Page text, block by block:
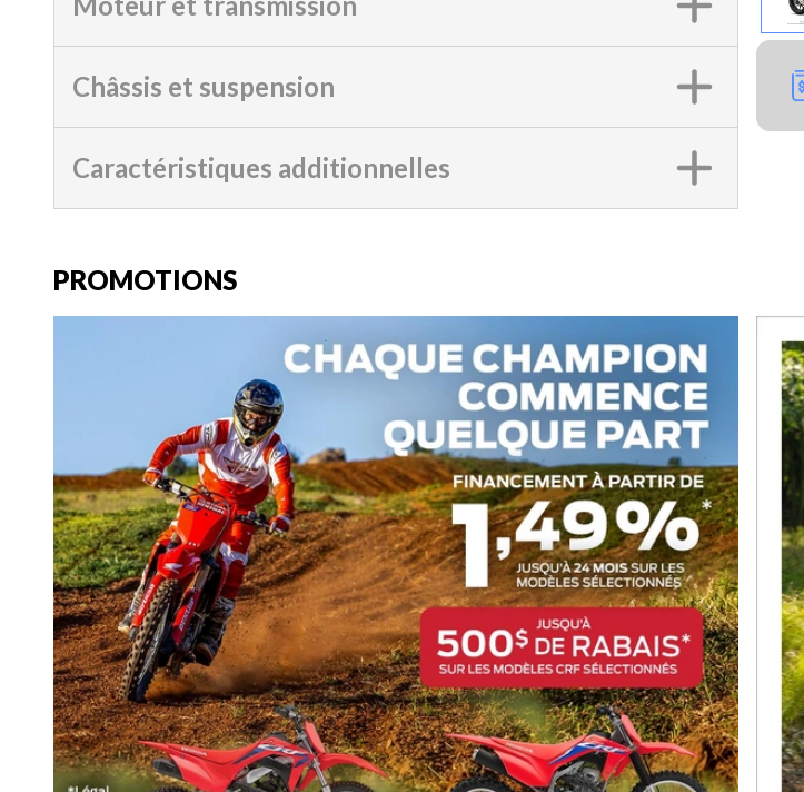
Châssis et suspension
Caractéristiques additionnelles
PROMOTIONS